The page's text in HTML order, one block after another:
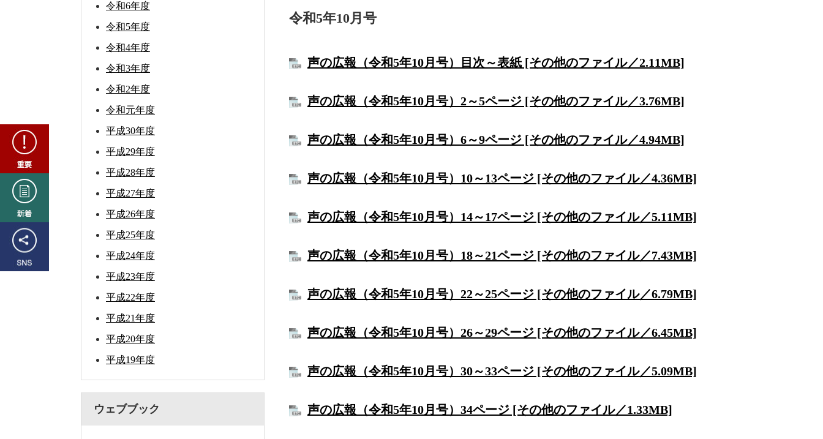
SNS
令和5年10月号
声の広報（令和5年10月号）目次～表紙 [その他のファイル／2.11MB]
声の広報（令和5年10月号）2～5ページ [その他のファイル／3.76MB]
声の広報（令和5年10月号）6～9ページ [その他のファイル／4.94MB]
声の広報（令和5年10月号）10～13ページ [その他のファイル／4.36MB]
声の広報（令和5年10月号）14～17ページ [その他のファイル／5.11MB]
声の広報（令和5年10月号）18～21ページ [その他のファイル／7.43MB]
声の広報（令和5年10月号）22～25ページ [その他のファイル／6.79MB]
声の広報（令和5年10月号）26～29ページ [その他のファイル／6.45MB]
声の広報（令和5年10月号）30～33ページ [その他のファイル／5.09MB]
声の広報（令和5年10月号）34ページ [その他のファイル／1.33MB]
令和6年度
令和5年度
令和4年度
令和3年度
令和2年度
令和元年度
平成30年度
平成29年度
平成28年度
平成27年度
平成26年度
平成25年度
平成24年度
平成23年度
平成22年度
平成21年度
平成20年度
平成19年度
ウェブブック